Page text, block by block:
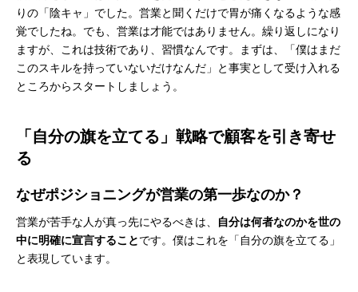
りの「陰キャ」でした。営業と聞くだけで胃が痛くなるような感
覚でしたね。でも、営業は才能ではありません。繰り返しになり
ますが、これは技術であり、習慣なんです。まずは、「僕はまだ
このスキルを持っていないだけなんだ」と事実として受け入れる
ところからスタートしましょう。
「自分の旗を立てる」戦略で顧客を引き寄せ
る
なぜポジショニングが営業の第一歩なのか？
営業が苦手な人が真っ先にやるべきは、
自分は何者なのかを世の
中に明確に宣言することです。僕はこれを「自分の旗を立てる」
と表現しています。